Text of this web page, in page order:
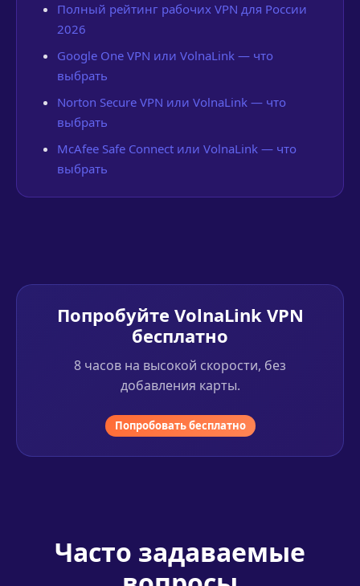
Полный рейтинг рабочих VPN для России
2026
Google One VPN или VolnaLink — что
выбрать
Norton Secure VPN или VolnaLink — что
выбрать
McAfee Safe Connect или VolnaLink — что
выбрать
Попробуйте VolnaLink VPN
бесплатно
8 часов на высокой скорости, без
добавления карты.
Попробовать бесплатно
Часто задаваемые